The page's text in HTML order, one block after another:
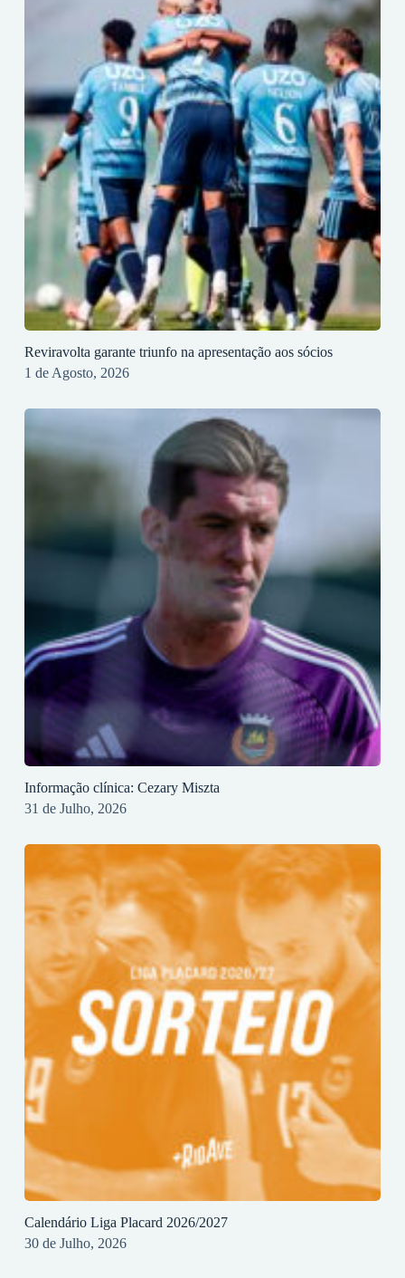
Reviravolta garante triunfo na apresentação aos sócios
1 de Agosto, 2026
Informação clínica: Cezary Miszta
31 de Julho, 2026
Calendário Liga Placard 2026/2027
30 de Julho, 2026